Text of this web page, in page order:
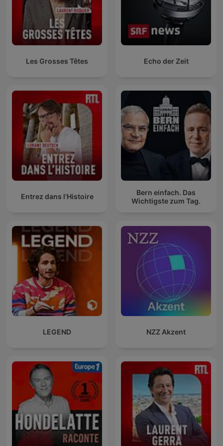
Les Grosses Têtes Echo der Zeit
Entrez dans l'Histoire
Bern einfach. Das
Wichtigste zum Tag.
LEGEND NZZ Akzent